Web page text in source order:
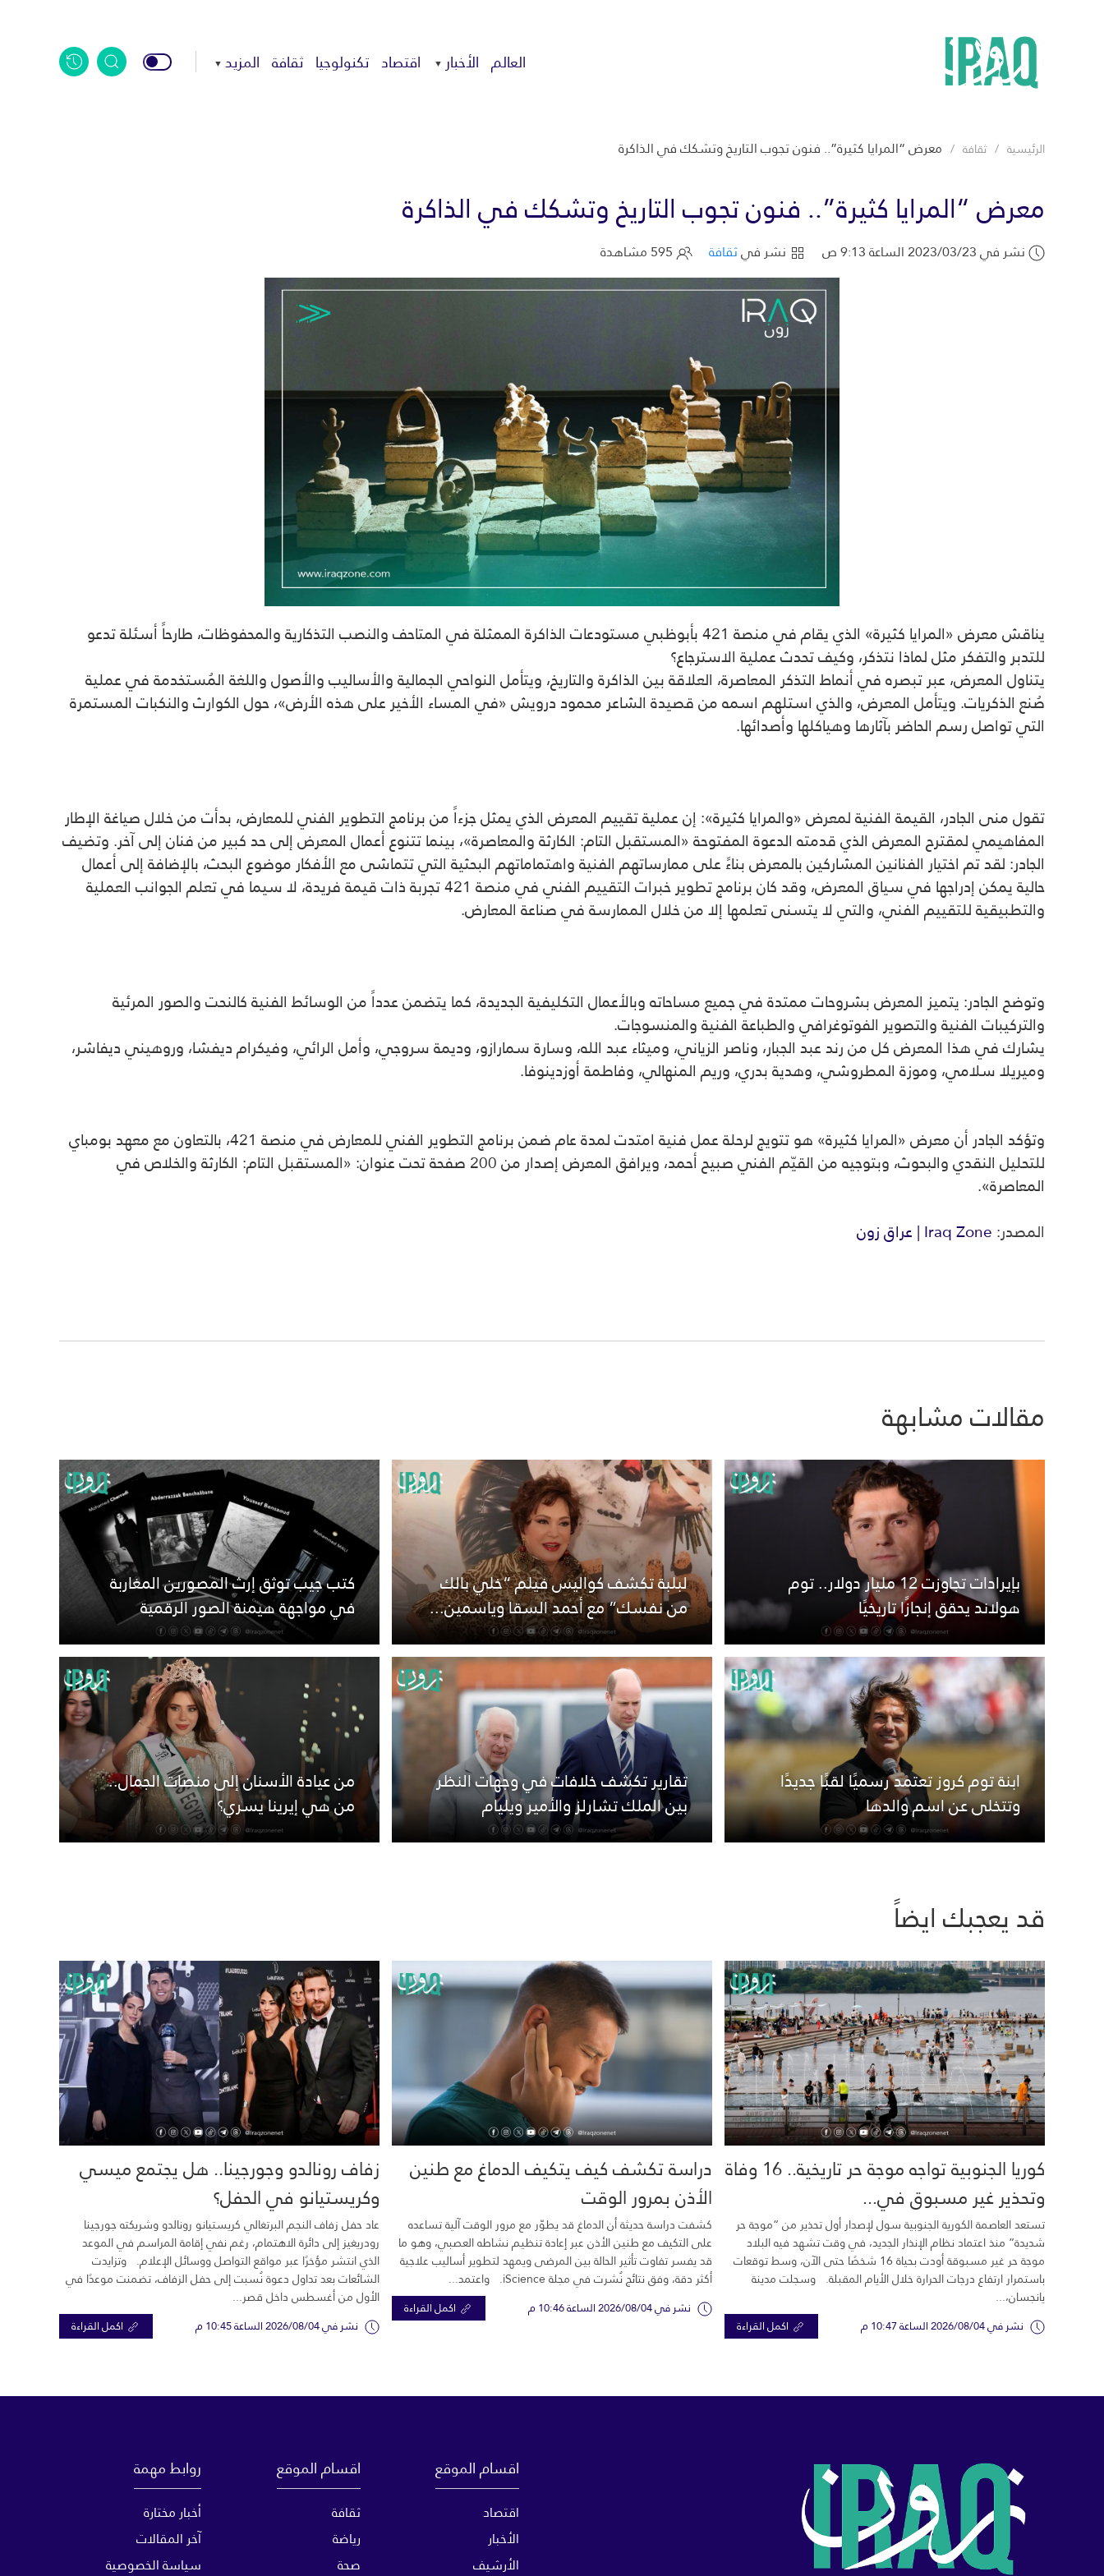
العالم الأخبار اقتصاد تكنولوجيا ثقافة المزيد
الرئيسية ثقافة معرض “المرايا كثيرة”.. فنون تجوب التاريخ وتشكك في الذاكرة
معرض “المرايا كثيرة”.. فنون تجوب التاريخ وتشكك في الذاكرة
نشر في 2023/03/23 الساعة 9:13 ص نشر فيثقافة
يناقش معرض «المرايا كثيرة» الذي يقام في منصة 421 بأبوظبي مستودعات الذاكرة الممثلة في المتاحف والنصب التذكارية والمحفوظات، طارحاً أسئلة تدعو
للتدبر والتفكر مثل لماذا نتذكر، وكيف تحدث عملية الاسترجاع؟
يتناول المعرض، عبر تبصره في أنماط التذكر المعاصرة، العلاقة بين الذاكرة والتاريخ، ويتأمل النواحي الجمالية والأساليب والأصول واللغة المُستخدمة في عملية
صُنع الذكريات. ويتأمل المعرض، والذي استلهم اسمه من قصيدة الشاعر محمود درويش «في المساء الأخير على هذه الأرض»، حول الكوارث والنكبات المستمرة
التي تواصل رسم الحاضر بآثارها وهياكلها وأصدائها.
تقول منى الجادر، القيمة الفنية لمعرض «والمرايا كثيرة»: إن عملية تقييم المعرض الذي يمثل جزءاً من برنامج التطوير الفني للمعارض، بدأت من خلال صياغة الإطار
المفاهيمي لمقترح المعرض الذي قدمته الدعوة المفتوحة «المستقبل التام: الكارثة والمعاصرة»، بينما تتنوع أعمال المعرض إلى حد كبير من فنان إلى آخر. وتضيف
الجادر: لقد تم اختيار الفنانين المشاركين بالمعرض بناءً على ممارساتهم الفنية واهتماماتهم البحثية التي تتماشى مع الأفكار موضوع البحث، بالإضافة إلى أعمال
حالية يمكن إدراجها في سياق المعرض، وقد كان برنامج تطوير خبرات التقييم الفني في منصة 421 تجربة ذات قيمة فريدة، لا سيما في تعلم الجوانب العملية
والتطبيقية للتقييم الفني، والتي لا يتسنى تعلمها إلا من خلال الممارسة في صناعة المعارض.
وتوضح الجادر: يتميز المعرض بشروحات ممتدة في جميع مساحاته وبالأعمال التكليفية الجديدة، كما يتضمن عدداً من الوسائط الفنية كالنحت والصور المرئية
والتركيبات الفنية والتصوير الفوتوغرافي والطباعة الفنية والمنسوجات.
يشارك في هذا المعرض كل من رند عبد الجبار، وناصر الزياني، وميثاء عبد الله، وسارة سمارازو، وديمة سروجي، وأمل الرائي، وفيكرام ديفشا، وروهيني ديفاشر،
وميريلا سلامي، وموزة المطروشي، وهدية بدري، وريم المنهالي، وفاطمة أوزدينوفا.
وتؤكد الجادر أن معرض «المرايا كثيرة» هو تتويج لرحلة عمل فنية امتدت لمدة عام ضمن برنامج التطوير الفني للمعارض في منصة 421، بالتعاون مع معهد بومباي
للتحليل النقدي والبحوث، وبتوجيه من القيّم الفني صبيح أحمد، ويرافق المعرض إصدار من 200 صفحة تحت عنوان: «المستقبل التام: الكارثة والخلاص في
المعاصرة».
المصدر:Iraq Zone | عراق زون
مقالات مشابهة
بإيرادات تجاوزت 12 مليار دولار.. توم
هولاند يحقق إنجازًا تاريخيًا
لبلبة تكشف كواليس فيلم “خلي بالك
من نفسك” مع أحمد السقا وياسمين...
كتب جيب توثق إرث المصورين المغاربة
في مواجهة هيمنة الصور الرقمية
ابنة توم كروز تعتمد رسميًا لقبًا جديدًا
وتتخلى عن اسم والدها
تقارير تكشف خلافات في وجهات النظر
بين الملك تشارلز والأمير ويليام
من عيادة الأسنان إلى منصات الجمال..
من هي إيرينا يسري؟
قد يعجبك ايضاً
كوريا الجنوبية تواجه موجة حر تاريخية.. 16 وفاة
وتحذير غير مسبوق في...
تستعد العاصمة الكورية الجنوبية سول لإصدار أول تحذير من “موجة حر
شديدة” منذ اعتماد نظام الإنذار الجديد، في وقت تشهد فيه البلاد
موجة حر غير مسبوقة أودت بحياة 16 شخصًا حتى الآن، وسط توقعات
باستمرار ارتفاع درجات الحرارة خلال الأيام المقبلة. وسجلت مدينة
يانجسان،...
نشر في 2026/08/04 الساعة 10:47 م اكمل القراءة
دراسة تكشف كيف يتكيف الدماغ مع طنين
الأذن بمرور الوقت
كشفت دراسة حديثة أن الدماغ قد يطوّر مع مرور الوقت آلية تساعده
على التكيف مع طنين الأذن عبر إعادة تنظيم نشاطه العصبي، وهو ما
قد يفسر تفاوت تأثير الحالة بين المرضى ويمهد لتطوير أساليب علاجية
أكثر دقة، وفق نتائج نُشرت في مجلة iScience. واعتمد...
نشر في 2026/08/04 الساعة 10:46 م اكمل القراءة
زفاف رونالدو وجورجينا.. هل يجتمع ميسي
وكريستيانو في الحفل؟
عاد حفل زفاف النجم البرتغالي كريستيانو رونالدو وشريكته جورجينا
رودريغيز إلى دائرة الاهتمام، رغم نفي إقامة المراسم في الموعد
الذي انتشر مؤخرًا عبر مواقع التواصل ووسائل الإعلام. وتزايدت
الشائعات بعد تداول دعوة نُسبت إلى حفل الزفاف، تضمنت موعدًا في
الأول من أغسطس داخل قصر...
نشر في 2026/08/04 الساعة 10:45 م اكمل القراءة
اقسام الموقع
اقتصاد
الأخبار
الأرشيف
اقسام الموقع
ثقافة
رياضة
صحة
روابط مهمة
أخبار مختارة
آخر المقالات
سياسة الخصوصية